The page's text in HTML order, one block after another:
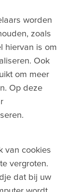
worden
zoals
hiervan is om
Ook
om meer
Op deze
van cookies
vergroten.
dat bij uw